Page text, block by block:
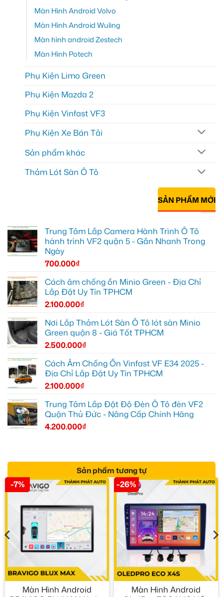
Màn Hình Android Volvo
Màn Hình Android Wuling
Màn hình android Zestech
Màn Hình Potech
Phụ Kiện Limo Green
Phụ Kiện Mazda 2
Phụ Kiện Vinfast VF3
Phụ Kiện Xe Bán Tải
Sản phẩm khác
Thảm Lót Sàn Ô Tô
SẢN PHẨM MỚI
Trung Tâm Lắp Camera Hành Trình Ô Tô
hành trình VF2 quận 5 - Gắn Nhanh Trong
Ngày
700.000₫
Cách âm chống ồn Minio Green - Địa Chỉ
Lắp Đặt Uy Tín TPHCM
2.100.000₫
Nơi Lắp Thảm Lót Sàn Ô Tô lót sàn Minio
Green quận 8 - Giá Tốt TPHCM
2.500.000₫
Cách Âm Chống Ồn Vinfast VF E34 2025 -
Địa Chỉ Lắp Đặt Uy Tín TPHCM
2.100.000₫
Trung Tâm Lắp Đặt Độ Đèn Ô Tô đèn VF2
Quận Thủ Đức - Nâng Cấp Chính Hãng
4.200.000₫
Sản phẩm tương tự
-7%
Màn Hình Android
-26%
Màn Hình Android